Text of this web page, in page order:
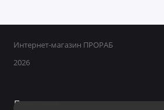
Интернет-магазин ПРОРАБ
2026
Поддержка